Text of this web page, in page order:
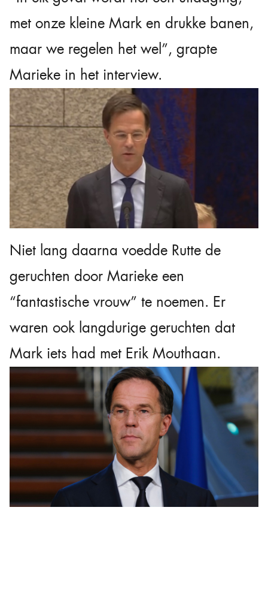
met onze kleine Mark en drukke banen,
maar we regelen het wel”, grapte
Marieke in het interview.
Niet lang daarna voedde Rutte de
geruchten door Marieke een
“fantastische vrouw” te noemen. Er
waren ook langdurige geruchten dat
Mark iets had met Erik Mouthaan.